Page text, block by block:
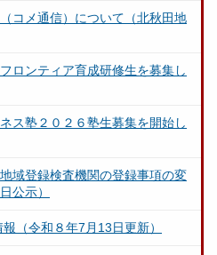
コメ通信）について（北秋田地
ロンティア育成研修生を募集し
ス塾２０２６塾生募集を開始し
域登録検査機関の登録事項の変
公示）
（令和８年7月13日更新）